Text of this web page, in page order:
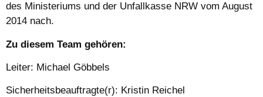
des Ministeriums und der Unfallkasse NRW vom August
2014 nach.
Zu diesem Team gehören:
Leiter: Michael Göbbels
Sicherheitsbeauftragte(r): Kristin Reichel